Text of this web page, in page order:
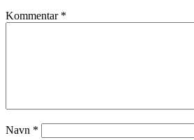
Kommentar *
Navn *